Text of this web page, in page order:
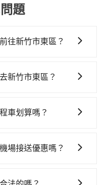
題
往新竹市東區？
到23:00，台北-新竹一
站後，步行進站、現
待車站前排班的計程
新竹市東區？
車），在北北基桃竹
收$3.2，從松山機場
車划算嗎？
等，如果在路邊攔不
元間，但如改預約
場接送優惠嗎？
目的地來試算價格。